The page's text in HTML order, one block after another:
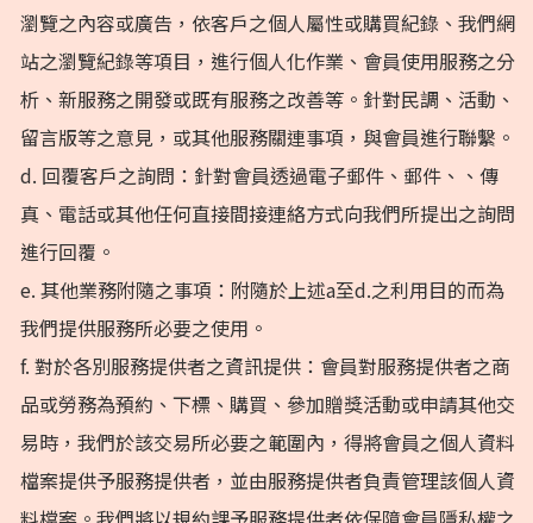
瀏覽之內容或廣告，依客戶之個人屬性或購買紀錄、我們網
站之瀏覽紀錄等項目，進行個人化作業、會員使用服務之分
析、新服務之開發或既有服務之改善等。針對民調、活動、
留言版等之意見，或其他服務關連事項，與會員進行聯繫。
d. 回覆客戶之詢問：針對會員透過電子郵件、郵件、、傳
真、電話或其他任何直接間接連絡方式向我們所提出之詢問
進行回覆。
e. 其他業務附隨之事項：附隨於上述a至d.之利用目的而為
我們提供服務所必要之使用。
f. 對於各別服務提供者之資訊提供：會員對服務提供者之商
品或勞務為預約、下標、購買、參加贈獎活動或申請其他交
易時，我們於該交易所必要之範圍內，得將會員之個人資料
檔案提供予服務提供者，並由服務提供者負責管理該個人資